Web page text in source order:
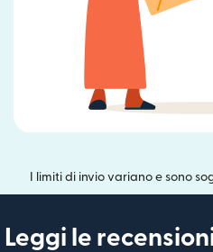
I limiti di invio variano e sono
Leggi le